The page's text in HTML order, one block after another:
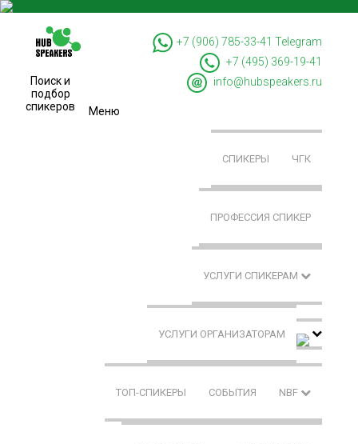
Поиск и
подбор
спикеров
+7 (906) 785-33-41 Telegram
+7 (495) 369-19-41
info@hubspeakers.ru
Меню
СПИКЕРЫ ЧГК
ПРОФЕССИЯ СПИКЕР
УСЛУГИ СПИКЕРАМ
УСЛУГИ ОРГАНИЗАТОРАМ
ТОП-СПИКЕРЫ СОБЫТИЯ NBF